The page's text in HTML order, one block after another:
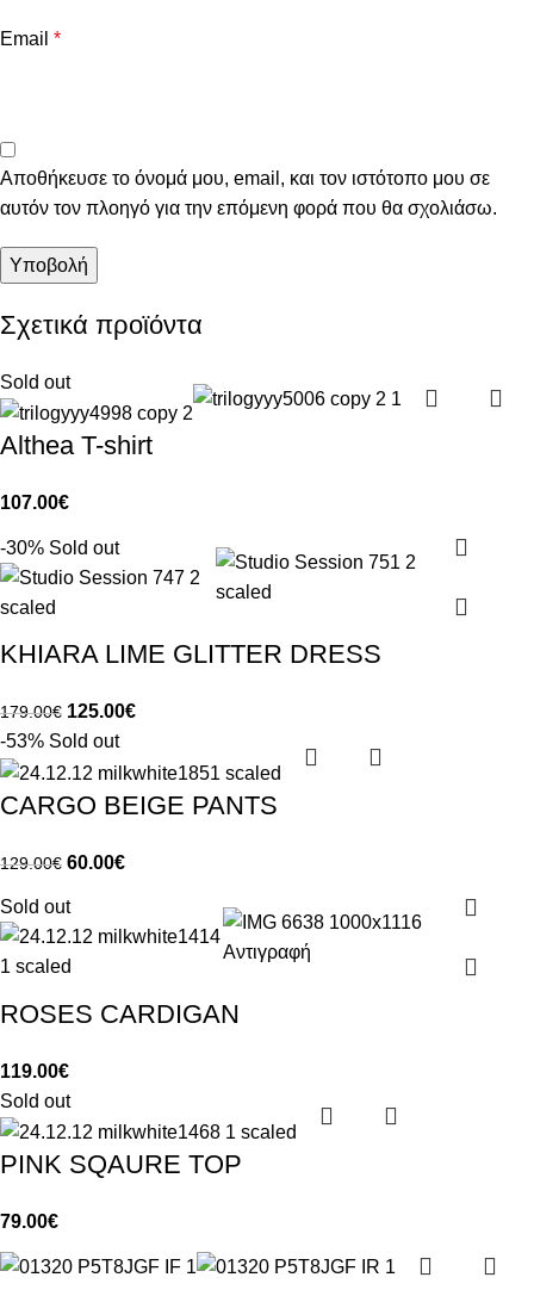
Email *
Αποθήκευσε το όνομά μου, email, και τον ιστότοπο μου σε
αυτόν τον πλοηγό για την επόμενη φορά που θα σχολιάσω.
Σχετικά προϊόντα
Sold out
Althea T-shirt
107.00€
-30% Sold out
KHIARA LIME GLITTER DRESS
179.00€ 125.00€
-53% Sold out
CARGO BEIGE PANTS
129.00€ 60.00€
Sold out
ROSES CARDIGAN
119.00€
Sold out
PINK SQAURE TOP
79.00€